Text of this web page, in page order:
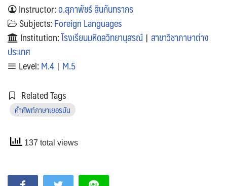
Instructor:อ.สุภาพัชร์ สินกันทรากร
Subjects:Foreign Languages
Institution:โรงเรียนมหิดลวิทยานุสรณ์ | สาขาวิชาภาษาต่าง
ประเทศ
Level:M.4 | M.5
Related Tags
คำศัพท์ภาษาเยอรมัน
137 total views